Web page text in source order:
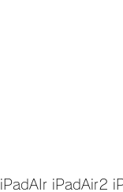
iPadAIr iPadAir2